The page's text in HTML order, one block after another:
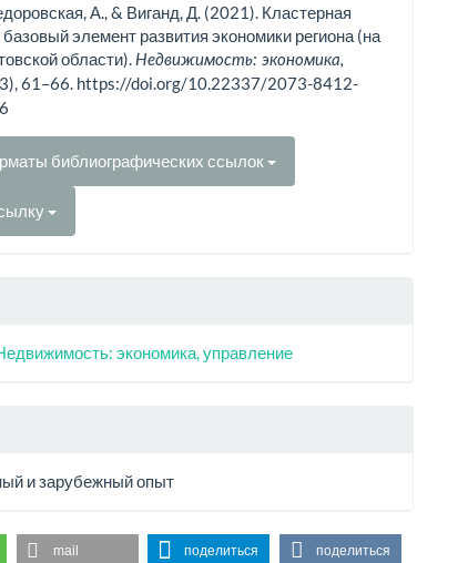
А., & Виганд, Д. (2021). Кластерная
базовый элемент развития экономики региона (на
области). Недвижимость: экономика,
(3), 61–66. https://doi.org/10.22337/2073-8412-
библиографических ссылок
экономика, управление
и зарубежный опыт
mail поделиться поделиться